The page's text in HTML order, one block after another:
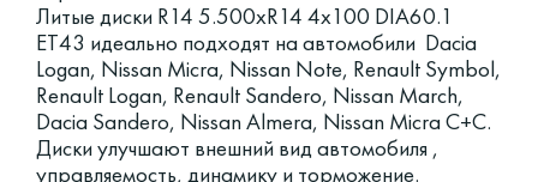
Литые диски R14 5.500xR14 4x100 DIA60.1
ET43 идеально подходят на автомобили Dacia
Logan, Nissan Micra, Nissan Note, Renault Symbol,
Renault Logan, Renault Sandero, Nissan March,
Dacia Sandero, Nissan Almera, Nissan Micra C+C.
Диски улучшают внешний вид автомобиля ,
управляемость, динамику и торможение.